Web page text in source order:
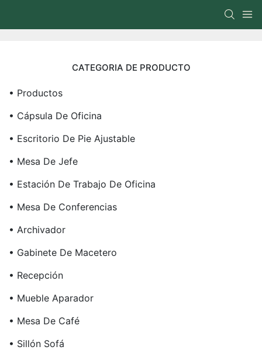
CATEGORIA DE PRODUCTO
• Productos
• Cápsula De Oficina
• Escritorio De Pie Ajustable
• Mesa De Jefe
• Estación De Trabajo De Oficina
• Mesa De Conferencias
• Archivador
• Gabinete De Macetero
• Recepción
• Mueble Aparador
• Mesa De Café
• Sillón Sofá